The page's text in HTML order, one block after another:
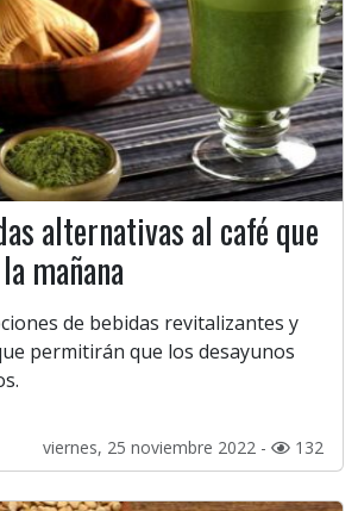
alternativas al café que
mañana
de bebidas revitalizantes y
permitirán que los desayunos
viernes, 25 noviembre 2022 - 132